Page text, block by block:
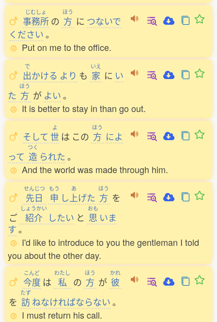
じむしょ
事務所の
ほう
方 に つないで
ください。
Put on me to the office.
で
出かける より も
いえ
家 に い
た
ほう
方 が よい。
It is better to stay in than go out.
そして
よ
世 は この
ほう
方 によ
って
つく
造 られた。
And the world was made through him.
せんじつ
先日
もう
申 し
あ
上げた
ほう
方 を
ご
しょうかい
紹介 したい と
おも
思 いま
す。
I'd like to introduce to you the gentleman I told
you about the other day.
こんど
今度 は
わたし
私 の
ほう
方 が
かれ
彼
を
たず
訪ねなければならない。
I must return his call.